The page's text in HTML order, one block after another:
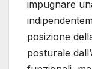
impugnare
posizione
posturale